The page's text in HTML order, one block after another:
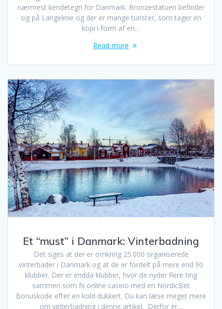
nærmest kendetegn for Danmark. Bronzestatuen befinder
sig på Langelinie og der er mange turister, som tager en
kopi i form af en…
Read more
Et “must” i Danmark: Vinterbadning
Det siges at der er omkring 25.000 organiserede
vinterbader i Danmark og at de er fordelt på mere end 90
klubber. Der er endda klubber, hvor de nyder flere ting
sammen som fx online casino med en NordicBet
Bonuskode efter en kold dukkert. Du kan læse meget mere
om vinterbadning i denne artikel. Derfor er…